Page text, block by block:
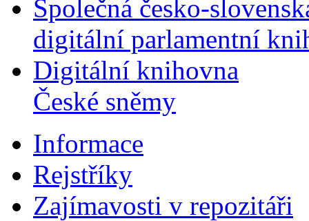
Společná česko-
digitální parlamentní
Digitální knihovna
České sněmy
Informace
Rejstříky
Zajímavosti v repozitáři